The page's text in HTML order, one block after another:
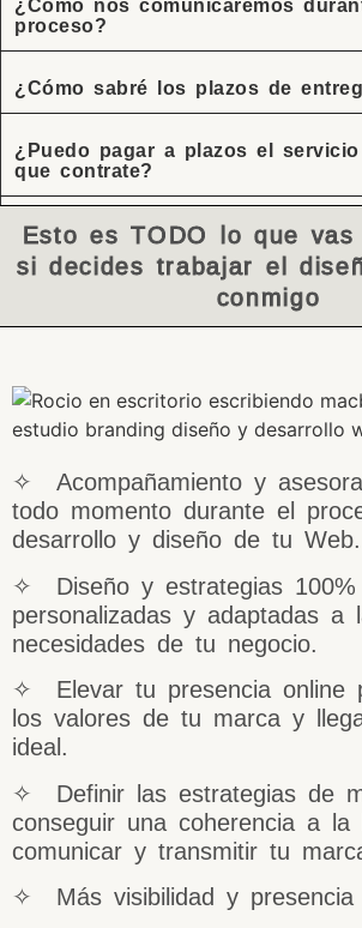
¿Cómo nos comunicaremos
proceso?
¿Cómo sabré los plazos de
¿Puedo pagar a plazos el
que contrate?
Esto es TODO lo que
si decides trabajar el
conmigo
✧ Acompañamiento y
todo momento durante el
desarrollo y diseño de tu Web.
✧ Diseño y estrategias 100%
personalizadas y adaptadas a
necesidades de tu negocio.
✧ Elevar tu presencia online
los valores de tu marca y
ideal.
✧ Definir las estrategias de
conseguir una coherencia a la
comunicar y transmitir tu
✧ Más visibilidad y presencia